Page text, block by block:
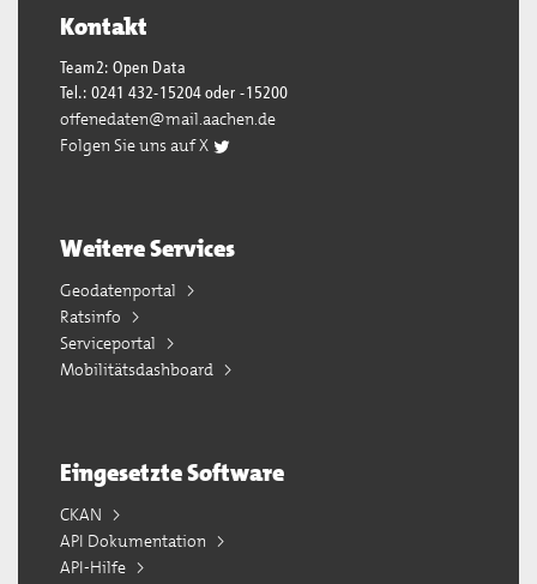
Kontakt
Team2: Open Data
Tel.: 0241 432-15204 oder -15200
offenedaten@mail.aachen.de
Folgen Sie uns auf X
Weitere Services
Geodatenportal
Ratsinfo
Serviceportal
Mobilitätsdashboard
Eingesetzte Software
CKAN
API Dokumentation
API-Hilfe